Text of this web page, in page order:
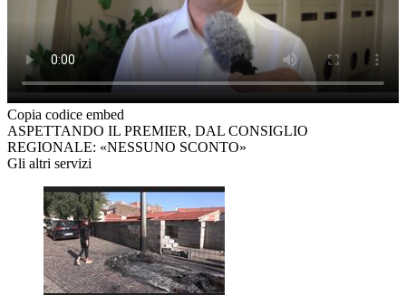
Copia codice embed
ASPETTANDO IL PREMIER, DAL CONSIGLIO
REGIONALE: «NESSUNO SCONTO»
Gli altri servizi